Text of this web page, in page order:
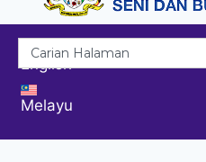
English
Melayu